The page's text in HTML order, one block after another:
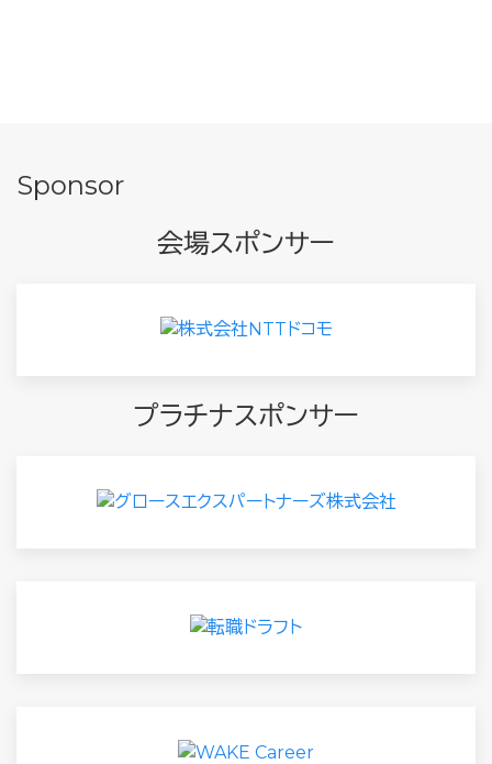
Sponsor
会場スポンサー
プラチナスポンサー